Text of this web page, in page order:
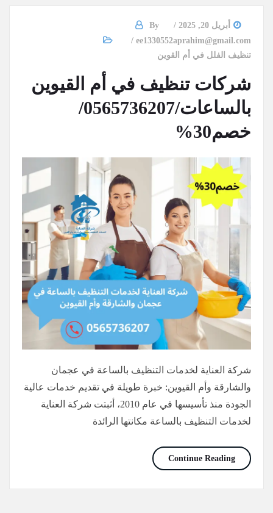
أبريل 20, 2025
By
ee1330552aprahim@gmail.com
تنظيف الفلل في أم القوين
شركات تنظيف في أم القيوين
بالساعات/0565736207/
خصم30%
شركة العناية لخدمات التنظيف بالساعة في عجمان
والشارقة وأم القيوين: خبرة طويلة في تقديم خدمات عالية
الجودة منذ تأسيسها في عام 2010، أثبتت شركة العناية
لخدمات التنظيف بالساعة مكانتها الرائدة
Continue Readingشركات تنظيف في أم القيوين بالساعات/0565736207/خصم30%